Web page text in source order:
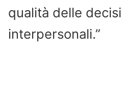
qualità delle
interpersonali.”